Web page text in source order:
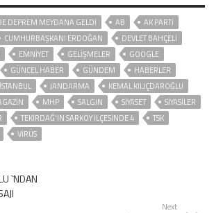
DEPREM MEYDANA GELDI AB
AK PARTİ
CUMHURBAŞKANI ERDOĞAN
DEVLET BAHÇELİ
EMNİYET GELIŞMELER
GOOGLE
GÜNCEL HABER GÜNDEM
HABERLER
ISTANBUL JANDARMA
KEMAL KILIÇDAROĞLU
MHP SALGIN SİYASET
SİYASİLER
TEKIRDAĞ'IN SARKÖY ILÇESINDE 4
TSK
VIRÜS
`NDAN
Next